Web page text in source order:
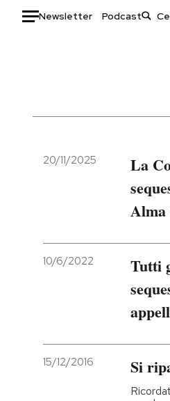
Newsletter Podcast
Italia
Politica
Economia
20/11/2025
La
Alma
10/6/2022
Tutti
15/12/2016 Si